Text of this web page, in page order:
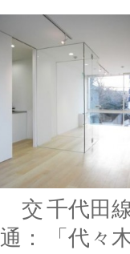
交
通：
千代田
「代々